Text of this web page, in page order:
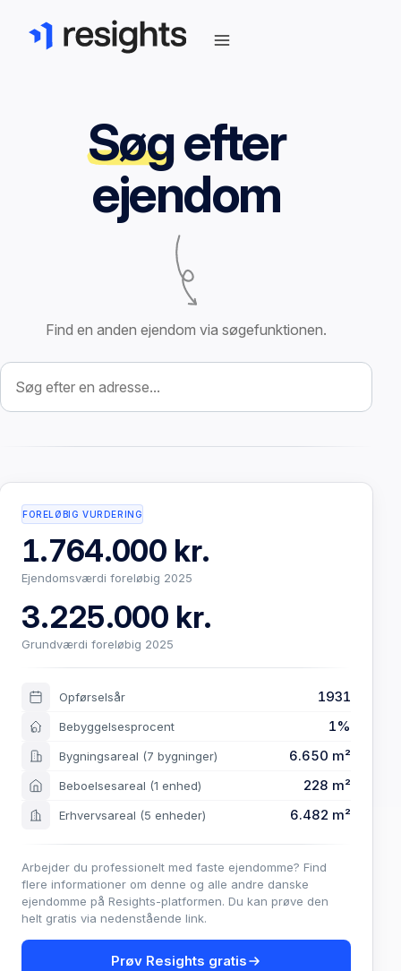
Søgefter
ejendom
Find en anden ejendom via søgefunktionen.
Søg efter ejendom
FORELØBIG VURDERING
1.764.000 kr.
Ejendomsværdi foreløbig 2025
3.225.000 kr.
Grundværdi foreløbig 2025
Opførselsår 1931
Bebyggelsesprocent 1%
Bygningsareal (7 bygninger) 6.650 m²
Beboelsesareal (1 enhed) 228 m²
Erhvervsareal (5 enheder) 6.482 m²
Arbejder du professionelt med faste ejendomme? Find
flere informationer om denne og alle andre danske
ejendomme på Resights-platformen. Du kan prøve den
helt gratis via nedenstående link.
Prøv Resights gratis